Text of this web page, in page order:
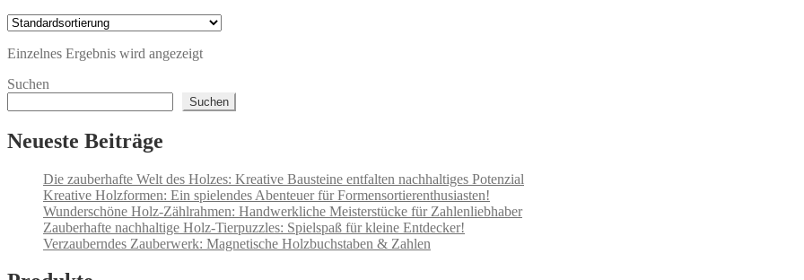
Einzelnes Ergebnis wird angezeigt
Suchen
Suchen
Neueste Beiträge
Die zauberhafte Welt des Holzes: Kreative Bausteine entfalten nachhaltiges Potenzial
Kreative Holzformen: Ein spielendes Abenteuer für Formensortierenthusiasten!
Wunderschöne Holz-Zählrahmen: Handwerkliche Meisterstücke für Zahlenliebhaber
Zauberhafte nachhaltige Holz-Tierpuzzles: Spielspaß für kleine Entdecker!
Verzauberndes Zauberwerk: Magnetische Holzbuchstaben & Zahlen